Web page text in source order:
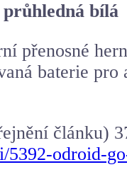
bílá
přenosné
baterie
článku)
5392-odroid-